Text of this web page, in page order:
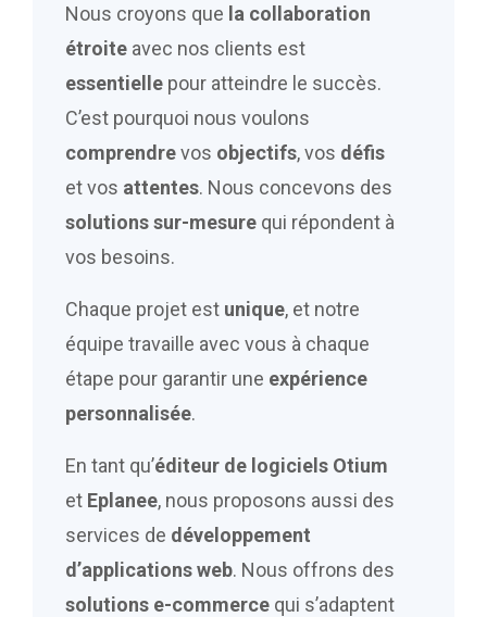
Nous croyons que la collaboration
étroite avec nos clients est
essentielle pour atteindre le succès.
C’est pourquoi nous voulons
comprendrevos objectifs, vos défis
et vos attentes. Nous concevons des
solutions sur-mesure qui répondent à
vos besoins.
Chaque projet est unique, et notre
équipe travaille avec vous à chaque
étape pour garantir une expérience
personnalisée.
En tant qu’éditeur de logiciels Otium
et Eplanee, nous proposons aussi des
services de développement
d’applications web. Nous offrons des
solutions e-commerce qui s’adaptent